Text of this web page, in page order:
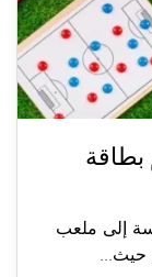
بطاقة
إلى ملعب